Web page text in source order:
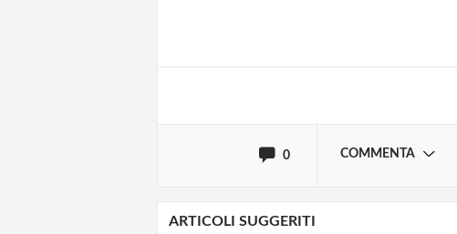
0 COMMENTA
ARTICOLI SUGGERITI